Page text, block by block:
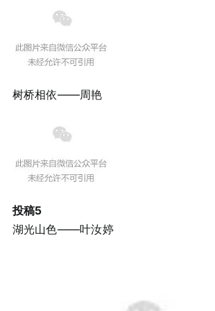
树桥相依——周艳
投稿5
湖光山色——叶汝婷